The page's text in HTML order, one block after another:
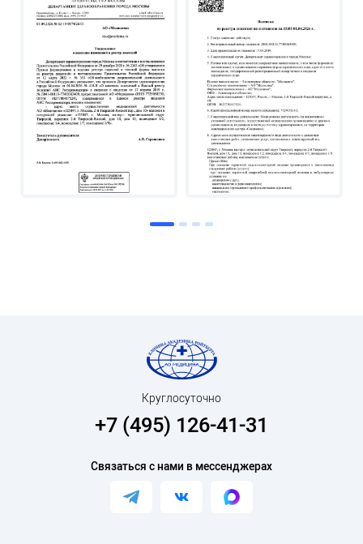
Круглосуточно
+7 (495) 126-41-31
Связаться с нами в мессенджерах